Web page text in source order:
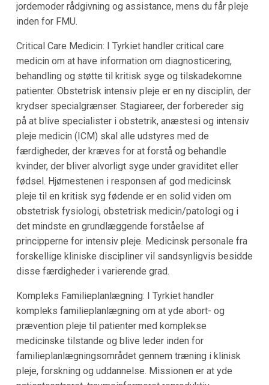
jordemoder rådgivning og assistance, mens du får pleje
inden for FMU.
Critical Care Medicin: I Tyrkiet handler critical care
medicin om at have information om diagnosticering,
behandling og støtte til kritisk syge og tilskadekomne
patienter. Obstetrisk intensiv pleje er en ny disciplin, der
krydser specialgrænser. Stagiareer, der forbereder sig
på at blive specialister i obstetrik, anæstesi og intensiv
pleje medicin (ICM) skal alle udstyres med de
færdigheder, der kræves for at forstå og behandle
kvinder, der bliver alvorligt syge under graviditet eller
fødsel. Hjørnestenen i responsen af god medicinsk
pleje til en kritisk syg fødende er en solid viden om
obstetrisk fysiologi, obstetrisk medicin/patologi og i
det mindste en grundlæggende forståelse af
principperne for intensiv pleje. Medicinsk personale fra
forskellige kliniske discipliner vil sandsynligvis besidde
disse færdigheder i varierende grad.
Kompleks Familieplanlægning: I Tyrkiet handler
kompleks familieplanlægning om at yde abort- og
prævention pleje til patienter med komplekse
medicinske tilstande og blive leder inden for
familieplanlægningsområdet gennem træning i klinisk
pleje, forskning og uddannelse. Missionen er at yde